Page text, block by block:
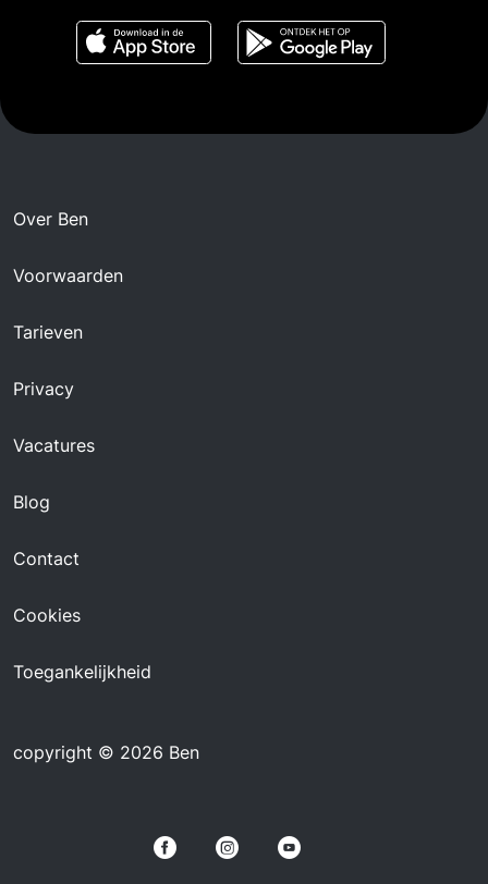
Over Ben
Voorwaarden
Tarieven
Privacy
Vacatures
Blog
Contact
Cookies
Toegankelijkheid
copyright © 2026 Ben